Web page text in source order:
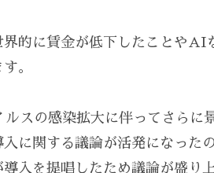
的に賃金が低下したことやAI
。
ルスの感染拡大に伴ってさらに
に関する議論が活発になったの
入を提唱したため議論が盛り